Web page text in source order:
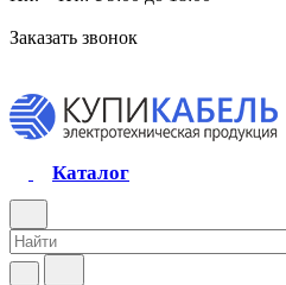
Заказать звонок
Каталог